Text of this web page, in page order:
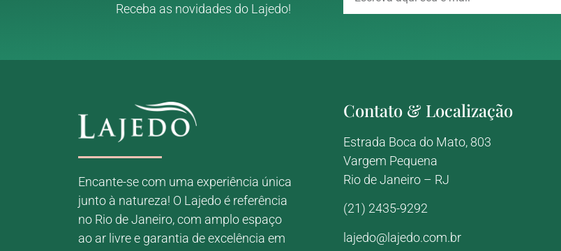
Receba as novidades do Lajedo!
Encante-se com uma experiência única
junto à natureza! O Lajedo é referência
no Rio de Janeiro, com amplo espaço
ao ar livre e garantia de excelência em
Contato & Localização
Estrada Boca do Mato, 803
Vargem Pequena
Rio de Janeiro – RJ
(21) 2435-9292
lajedo@lajedo.com.br